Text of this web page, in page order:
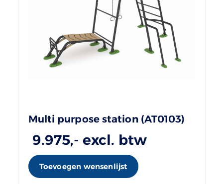
Multi purpose station (AT0103)
9.975,- excl. btw
Toevoegen wensenlijst